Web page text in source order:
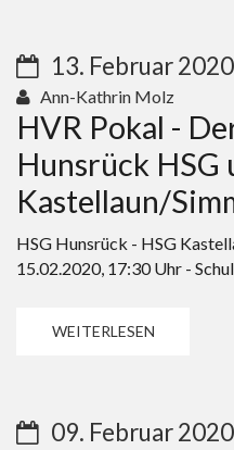
13. Februar 2020
Ann-Kathrin Molz
HVR Pokal -
Hunsrück HSG
Kastellaun/
HSG Hunsrück - HSG
15.02.2020, 17:30 Uhr -
WEITERLESEN
09. Februar 2020